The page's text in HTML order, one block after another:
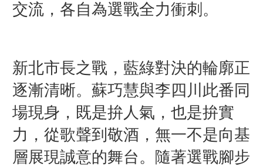
交流，各自為選戰全力衝刺。
新北市長之戰，藍綠對決的輪廓正
逐漸清晰。蘇巧慧與李四川此番同
場現身，既是拚人氣，也是拚實
力，從歌聲到敬酒，無一不是向基
層展現誠意的舞台。隨著選戰腳步